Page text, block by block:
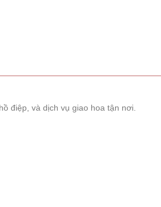
điệp, và dịch vụ giao hoa tận nơi.